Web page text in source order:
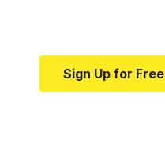
Sign Up for Free